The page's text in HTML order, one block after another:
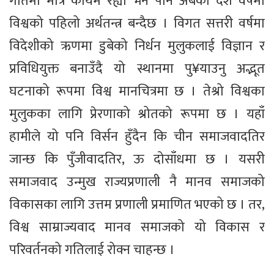
विश्वको पहिलो अर्थतन्त्र बन्दैछ । विगत सत्तरी वर्षमा
विदेशीको ऋणमा डुबेको निर्धन मुलुकलाई विज्ञान र
प्रविधियुक्त बनाउँदै यो स्थानमा पु¥याउनु अद्भूत
घटनाको रूपमा विश्व मानचित्रमा छ । तेश्रो विश्वका
मुलुकका लागि प्रेरणाको श्रोतको रूपमा छ । यहाँ
हामीले यो पनि विर्सन हुँदैन कि चीन समाजवादतिर
जान्छ कि पुँजीवादतिर, ऊ दोसाँधमा छ । यसरी
समाजवाद उन्मुख राज्यप्रणाली नै मानव समाजको
विकासका लागि उत्तम प्रणाली प्रमाणित भएको छ । तर,
विश्व साम्राज्यवाद मानव समाजको यो विकास र
परिवर्तनको गतिलाई रोक्न चाहन्छ ।